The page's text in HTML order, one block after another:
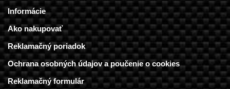
Informácie
Ako nakupovať
Reklamačný poriadok
Ochrana osobných údajov a poučenie o cookies
Reklamačný formulár